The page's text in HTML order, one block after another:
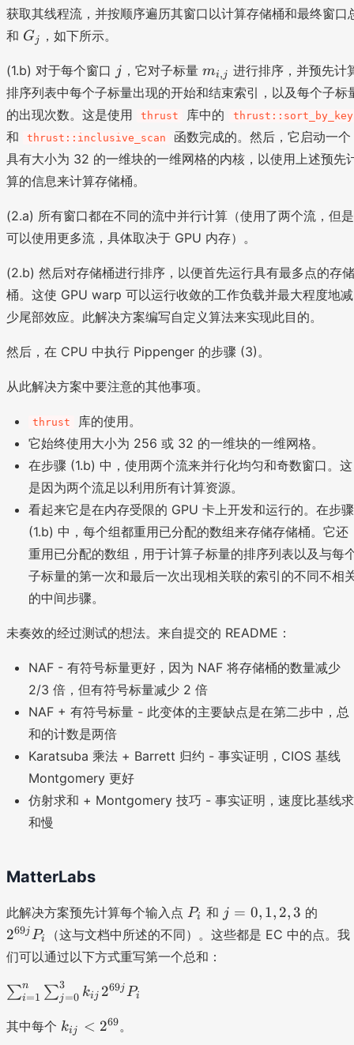
2
获取其线程流，并按顺序遍历其窗口以计算存储桶和最终窗口
和 G
j
Gj ，如下所示。
(1.b) 对于每个窗口 jj ，它对子标量m
_
{i
,j
}
mi,j 进行排序，并预先计
排序列表中每个子标量出现的开始和结束索引，以及每个子标
的出现次数。这是使用
thrust 库中的 thrust::sort_by_key
和 thrust::inclusive_scan
函数完成的。然后，它启动一个
具有大小为 32 的一维块的一维网格的内核，以使用上述预先
算的信息来计算存储桶。
(2.a) 所有窗口都在不同的流中并行计算（使用了两个流，但是
可以使用更多流，具体取决于 GPU 内存）。
(2.b) 然后对存储桶进行排序，以便首先运行具有最多点的存储
桶。这使 GPU warp 可以运行收敛的工作负载并最大程度地减
少尾部效应。此解决方案编写自定义算法来实现此目的。
然后，在 CPU 中执行 Pippenger 的步骤 (3)。
从此解决方案中要注意的其他事项。
thrust
库的使用。
它始终使用大小为 256 或 32 的一维块的一维网格。
在步骤 (1.b) 中，使用两个流来并行化均匀和奇数窗口。这
是因为两个流足以利用所有计算资源。
看起来它是在内存受限的 GPU 卡上开发和运行的。在步骤
(1.b) 中，每个组都重用已分配的数组来存储存储桶。它还
重用已分配的数组，用于计算子标量的排序列表以及与每
子标量的第一次和最后一次出现相关联的索引的不同不相
的中间步骤。
未奏效的经过测试的想法。来自提交的 README：
NAF - 有符号标量更好，因为 NAF 将存储桶的数量减少
2/3 倍，但有符号标量减少 2 倍
NAF + 有符号标量 - 此变体的主要缺点是在第二步中，总
和的计数是两倍
Karatsuba 乘法 + Barrett 归约 - 事实证明，CIOS 基线
Montgomery 更好
仿射求和 + Montgomery 技巧 - 事实证明，速度比基线求
和慢
MatterLabs
此解决方案预先计算每个输入点 P
_
i
Pi 和 j
=
0,
j = 0, 1, 2,3 的
^
{
269jPi
（这与文档中所述的不同）。这些都是 EC 中的点。我
们可以通过以下方式重写第一个总和：
\
u
∑i=1
n ∑j=0
3 kij 269jPi
其中每个 k
kij < 269。